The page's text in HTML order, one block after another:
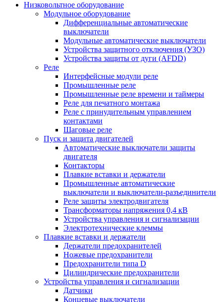
Низковольтное оборудование
Модульное оборудование
Дифференциальные автоматические
выключатели
Модульные автоматические выключатели
Устройства защитного отключения (УЗО)
Устройства защиты от дуги (AFDD)
Реле
Интерфейсные модули реле
Промышленные реле
Промышленные реле времени и таймеры
Реле для печатного монтажа
Реле с принудительным управлением
контактами
Шаговые реле
Пуск и защита двигателей
Автоматические выключатели защиты
двигателя
Контакторы
Плавкие вставки и держатели
Промышленные автоматические
выключатели и выключатели-разъединители
Реле защиты электродвигателя
Трансформаторы напряжения 0,4 кВ
Устройства управления и сигнализации
Электротехнические клеммы
Плавкие вставки и держатели
Держатели предохранителей
Ножевые предохранители
Предохранители типа D
Цилиндрические предохранители
Устройства управления и сигнализации
Датчики
Концевые выключатели